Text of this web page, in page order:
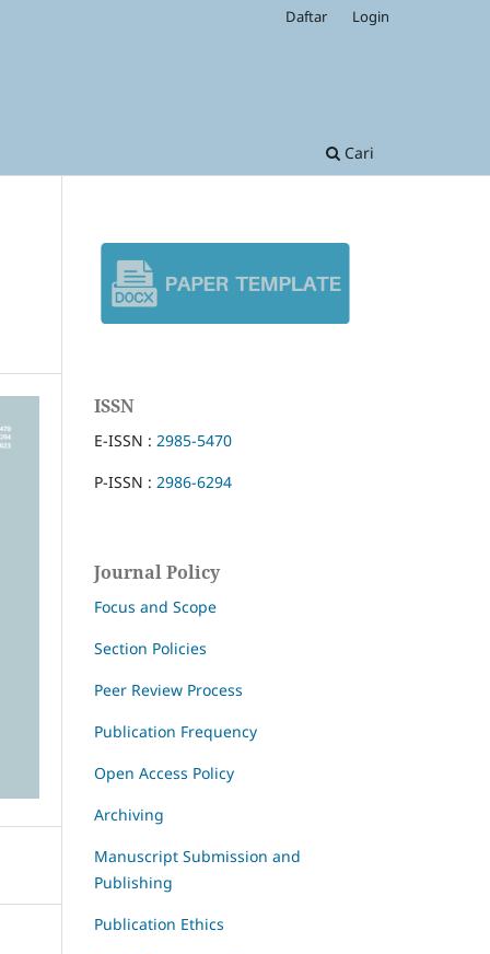
Cari
Daftar Login
ISSN
E-ISSN : 2985-5470
P-ISSN : 2986-6294
Journal Policy
Focus and Scope
Section Policies
Peer Review Process
Publication Frequency
Open Access Policy
Archiving
Manuscript Submission and
Publishing
Publication Ethics